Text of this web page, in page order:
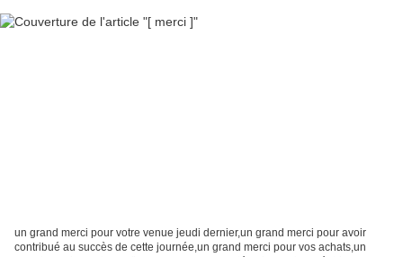
un grand merci pour votre venue jeudi dernier,un grand merci pour avoir
contribué au succès de cette journée,un grand merci pour vos achats,un